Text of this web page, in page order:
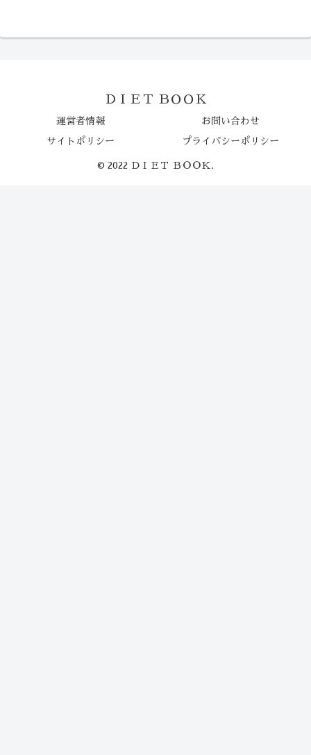
ＤＩＥＴ ＢＯＯＫ
運営者情報 お問い合わせ
サイトポリシー プライバシーポリシー
© 2022 ＤＩＥＴ ＢＯＯＫ.